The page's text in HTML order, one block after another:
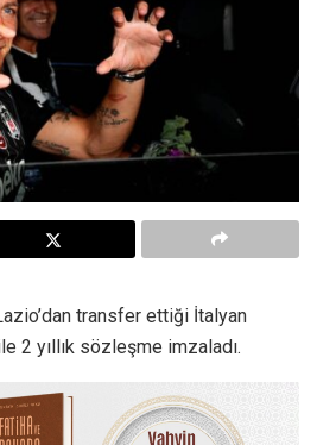
transfer ettiği İtalyan
2 yıllık sözleşme imzaladı.